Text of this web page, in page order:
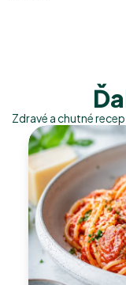
Zdravé a chutné